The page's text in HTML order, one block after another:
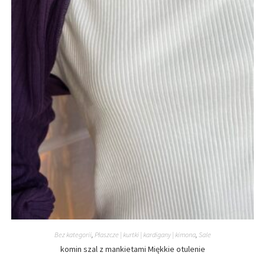
Bez kategorii, Płaszcze | kurtki | kardigany | kimona, Sale
komin szal z mankietami Miękkie otulenie